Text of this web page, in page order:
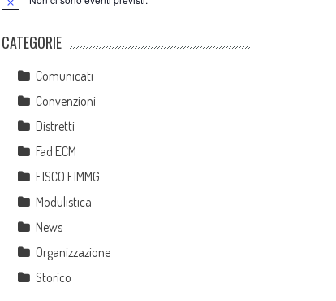
Notice
CATEGORIE
Comunicati
Convenzioni
Distretti
Fad ECM
FISCO FIMMG
Modulistica
News
Organizzazione
Storico